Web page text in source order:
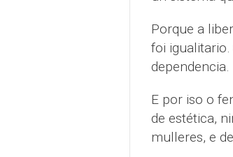
Porque a
foi igualitario.
dependencia.
E por iso o
de estética,
mulleres, e